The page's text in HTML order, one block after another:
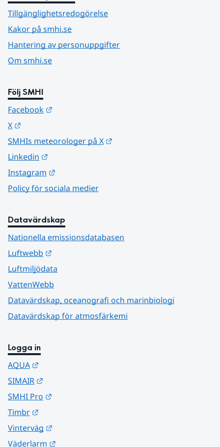
Tillgänglighetsredogörelse
Kakor på smhi.se
Hantering av personuppgifter
Om smhi.se
Följ SMHI
Facebook
X
SMHIs meteorologer på X
Linkedin
Instagram
Policy för sociala medier
Datavärdskap
Nationella emissionsdatabasen
Luftwebb
Luftmiljödata
VattenWebb
Datavärdskap, oceanografi och marinbiologi
Datavärdskap för atmosfärkemi
Logga in
AQUA
SIMAIR
SMHI Pro
Timbr
Vinterväg
Väderlarm